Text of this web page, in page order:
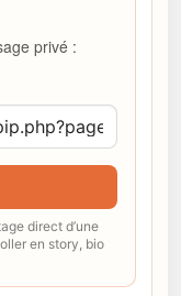
privé :
direct d’une
en story, bio